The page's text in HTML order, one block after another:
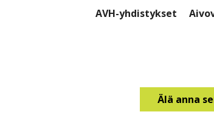
AVH-yhdistykset
Älä anna
Kaatuminen